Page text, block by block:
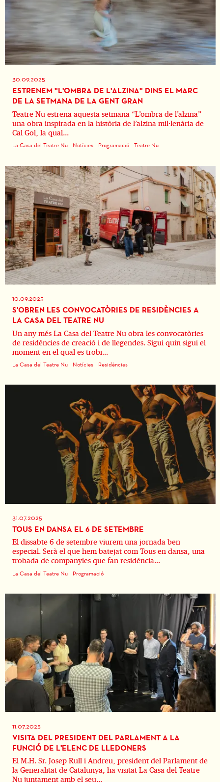
30.09.2025
ESTRENEM "L'OMBRA DE L'ALZINA" DINS EL MARC
DE LA SETMANA DE LA GENT GRAN
Teatre Nu estrena aquesta setmana “L’ombra de l’alzina”
una obra inspirada en la història de l’alzina mil·lenària de
Cal Gol, la qual...
La Casa del Teatre Nu Notícies Programació Teatre Nu
10.09.2025
S'OBREN LES CONVOCATÒRIES DE RESIDÈNCIES A
LA CASA DEL TEATRE NU
Un any més La Casa del Teatre Nu obra les convocatòries
de residències de creació i de llegendes. Sigui quin sigui el
moment en el qual es trobi...
La Casa del Teatre Nu Notícies Residències
31.07.2025
TOUS EN DANSA EL 6 DE SETEMBRE
El dissabte 6 de setembre viurem una jornada ben
especial. Serà el que hem batejat com Tous en dansa, una
trobada de companyies que fan residència...
La Casa del Teatre Nu Programació
11.07.2025
VISITA DEL PRESIDENT DEL PARLAMENT A LA
FUNCIÓ DE L'ELENC DE LLEDONERS
El M.H. Sr. Josep Rull i Andreu, president del Parlament de
la Generalitat de Catalunya, ha visitat La Casa del Teatre
Nu juntament amb el seu...